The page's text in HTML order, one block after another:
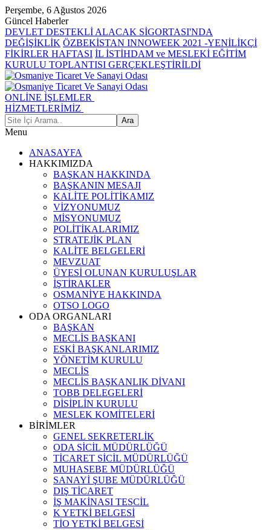
Perşembe, 6 Ağustos 2026
Güncel Haberler
DEVLET DESTEKLİ ALACAK SİGORTASI'NDA
DEĞİŞİKLİK ÖZBEKİSTAN INNOWEEK 2021 -YENİLİKÇİ
FİKİRLER HAFTASI İL İSTİHDAM ve MESLEKİ EĞİTİM
KURULU TOPLANTISI GERÇEKLEŞTİRİLDİ
ONLİNE İŞLEMLER
HİZMETLERİMİZ
Menu
ANASAYFA
HAKKIMIZDA
BAŞKAN HAKKINDA
BAŞKANIN MESAJI
KALİTE POLİTİKAMIZ
VİZYONUMUZ
MİSYONUMUZ
POLİTİKALARIMIZ
STRATEJİK PLAN
KALİTE BELGELERİ
MEVZUAT
ÜYESİ OLUNAN KURULUŞLAR
İŞTİRAKLER
OSMANİYE HAKKINDA
OTSO LOGO
ODA ORGANLARI
BAŞKAN
MECLİS BAŞKANI
ESKİ BAŞKANLARIMIZ
YÖNETİM KURULU
MECLİS
MECLİS BAŞKANLIK DİVANI
TOBB DELEGELERİ
DİSİPLİN KURULU
MESLEK KOMİTELERİ
BİRİMLER
GENEL SEKRETERLİK
ODA SİCİL MÜDÜRLÜĞÜ
TİCARET SİCİL MÜDÜRLÜĞÜ
MUHASEBE MÜDÜRLÜĞÜ
SANAYİ ŞUBE MÜDÜRLÜĞÜ
DIŞ TİCARET
İŞ MAKİNASI TESCİL
K YETKİ BELGESİ
TİO YETKİ BELGESİ